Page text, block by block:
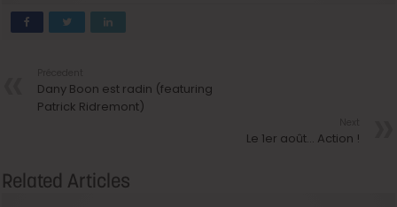
Dany Boon est radin (featuring
Patrick Ridremont)
Le 1er août… Action !
Related Articles